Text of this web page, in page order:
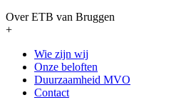
Over ETB van Bruggen
+
Wie zijn wij
Onze beloften
Duurzaamheid MVO
Contact